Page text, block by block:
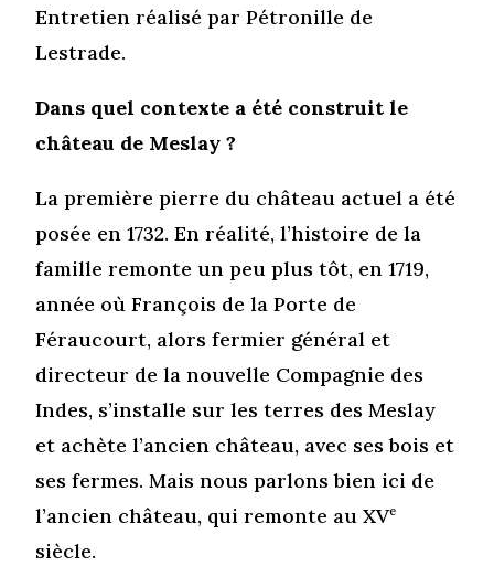
Entretien réalisé par Pétronille de
Lestrade.
Dans quel contexte a été construit le
château de Meslay ?
La première pierre du château actuel a été
posée en 1732. En réalité, l’histoire de la
famille remonte un peu plus tôt, en 1719,
année où François de la Porte de
Féraucourt, alors fermier général et
directeur de la nouvelle Compagnie des
Indes, s’installe sur les terres des Meslay
et achète l’ancien château, avec ses bois et
ses fermes. Mais nous parlons bien ici de
l’ancien château, qui remonte au XVe
siècle.